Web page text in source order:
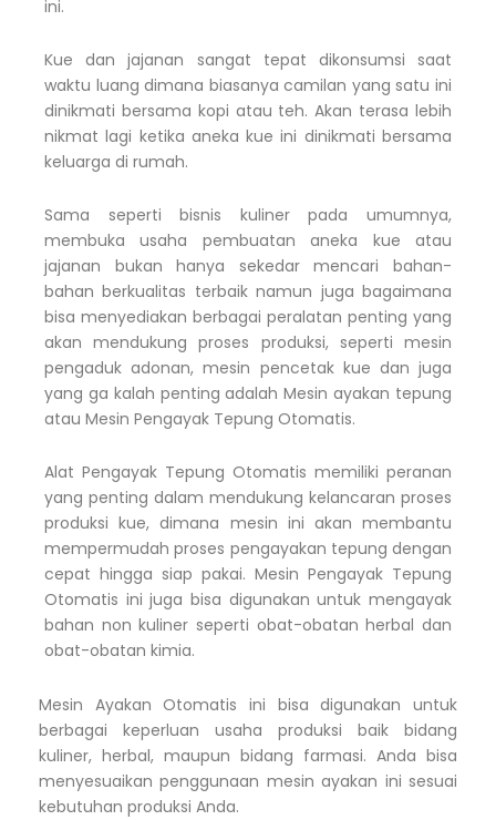
ini.
Kue dan jajanan sangat tepat dikonsumsi saat
waktu luang dimana biasanya camilan yang satu ini
dinikmati bersama kopi atau teh. Akan terasa lebih
nikmat lagi ketika aneka kue ini dinikmati bersama
keluarga di rumah.
Sama seperti bisnis kuliner pada umumnya,
membuka usaha pembuatan aneka kue atau
jajanan bukan hanya sekedar mencari bahan-
bahan berkualitas terbaik namun juga bagaimana
bisa menyediakan berbagai peralatan penting yang
akan mendukung proses produksi, seperti mesin
pengaduk adonan, mesin pencetak kue dan juga
yang ga kalah penting adalah Mesin ayakan tepung
atau Mesin Pengayak Tepung Otomatis.
Alat Pengayak Tepung Otomatis memiliki peranan
yang penting dalam mendukung kelancaran proses
produksi kue, dimana mesin ini akan membantu
mempermudah proses pengayakan tepung dengan
cepat hingga siap pakai. Mesin Pengayak Tepung
Otomatis ini juga bisa digunakan untuk mengayak
bahan non kuliner seperti obat-obatan herbal dan
obat-obatan kimia.
Mesin Ayakan Otomatis ini bisa digunakan untuk
berbagai keperluan usaha produksi baik bidang
kuliner, herbal, maupun bidang farmasi. Anda bisa
menyesuaikan penggunaan mesin ayakan ini sesuai
kebutuhan produksi Anda.